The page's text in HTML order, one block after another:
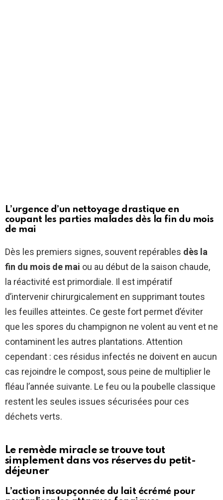
L’urgence d’un nettoyage drastique en
coupant les parties malades dès la fin du mois
de mai
Dès les premiers signes, souvent repérables dès la
fin du mois de mai ou au début de la saison chaude,
la réactivité est primordiale. Il est impératif
d’intervenir chirurgicalement en supprimant toutes
les feuilles atteintes. Ce geste fort permet d’éviter
que les spores du champignon ne volent au vent et ne
contaminent les autres plantations. Attention
cependant : ces résidus infectés ne doivent en aucun
cas rejoindre le compost, sous peine de multiplier le
fléau l’année suivante. Le feu ou la poubelle classique
restent les seules issues sécurisées pour ces
déchets verts.
Le remède miracle se trouve tout
simplement dans vos réserves du petit-
déjeuner
L’action insoupçonnée du lait écrémé pour